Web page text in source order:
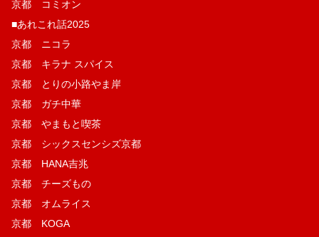
京都 コミオン
■あれこれ話2025
京都 ニコラ
京都 キラナ スパイス
京都 とりの小路やま岸
京都 ガチ中華
京都 やまもと喫茶
京都 シックスセンシズ京都
京都 HANA吉兆
京都 チーズもの
京都 オムライス
京都 KOGA